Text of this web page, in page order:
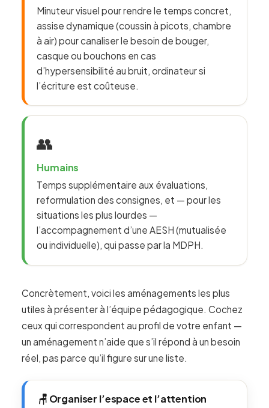
Minuteur visuel pour rendre le temps concret,
assise dynamique (coussin à picots, chambre
à air) pour canaliser le besoin de bouger,
casque ou bouchons en cas
d’hypersensibilité au bruit, ordinateur si
l’écriture est coûteuse.
👥
Humains
Temps supplémentaire aux évaluations,
reformulation des consignes, et — pour les
situations les plus lourdes —
l’accompagnement d’une AESH (mutualisée
ou individuelle), qui passe par la MDPH.
Concrètement, voici les aménagements les plus
utiles à présenter à l’équipe pédagogique. Cochez
ceux qui correspondent au profil de votre enfant —
un aménagement n’aide que s’il répond à un besoin
réel, pas parce qu’il figure sur une liste.
🪑 Organiser l’espace et l’attention